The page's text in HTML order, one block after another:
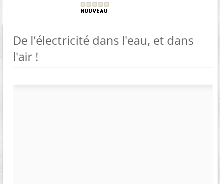
De l'électricité dans l'eau, et dans
l'air !